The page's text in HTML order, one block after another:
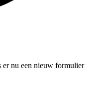
er nu een nieuw formulier